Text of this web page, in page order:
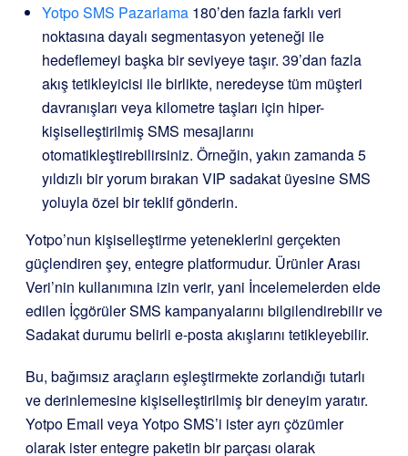
Yotpo SMS Pazarlama 180’den fazla farklı veri
noktasına dayalı segmentasyon yeteneği ile
hedeflemeyi başka bir seviyeye taşır. 39’dan fazla
akış tetikleyicisi ile birlikte, neredeyse tüm müşteri
davranışları veya kilometre taşları için hiper-
kişiselleştirilmiş SMS mesajlarını
otomatikleştirebilirsiniz. Örneğin, yakın zamanda 5
yıldızlı bir yorum bırakan VIP sadakat üyesine SMS
yoluyla özel bir teklif gönderin.
Yotpo’nun kişiselleştirme yeteneklerini gerçekten
güçlendiren şey, entegre platformudur. Ürünler Arası
Veri’nin kullanımına izin verir, yani İncelemelerden elde
edilen İçgörüler SMS kampanyalarını bilgilendirebilir ve
Sadakat durumu belirli e-posta akışlarını tetikleyebilir.
Bu, bağımsız araçların eşleştirmekte zorlandığı tutarlı
ve derinlemesine kişiselleştirilmiş bir deneyim yaratır.
Yotpo Email veya Yotpo SMS’i ister ayrı çözümler
olarak ister entegre paketin bir parçası olarak